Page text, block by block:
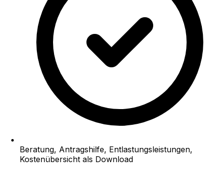
Beratung, Antragshilfe, Entlastungsleistungen,
Kostenübersicht als Download